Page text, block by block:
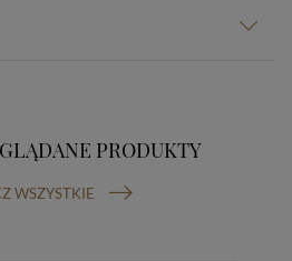
PRODUKTY
WSZYSTKIE